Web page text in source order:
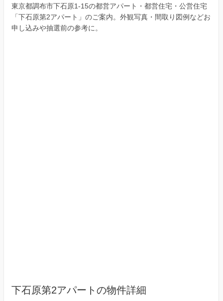
東京都調布市下石原1-15の都営アパート・都営住宅・公営住宅
「下石原第2アパート」のご案内。外観写真・間取り図例などお
申し込みや抽選前の参考に。
下石原第2アパートの物件詳細